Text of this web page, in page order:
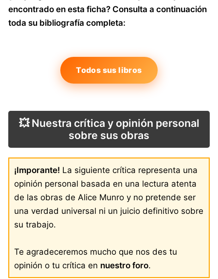
encontrado en esta ficha? Consulta a continuación
toda su bibliografía completa:
Todos sus libros
💥 Nuestra crítica y opinión personal
sobre sus obras
¡Imporante! La siguiente crítica representa una
opinión personal basada en una lectura atenta
de las obras de Alice Munro y no pretende ser
una verdad universal ni un juicio definitivo sobre
su trabajo.
Te agradeceremos mucho que nos des tu
opinión o tu crítica en nuestro foro.